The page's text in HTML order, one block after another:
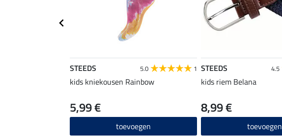
STEEDS 5.0 1
kids kniekousen Rainbow
5,99 €
toevoegen
STEEDS 4.5
kids riem Belana
8,99 €
toevoegen